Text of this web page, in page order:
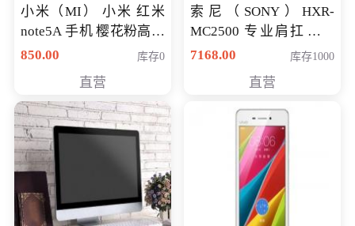
小米（MI） 小米 红米
note5A 手机 樱花粉高配
版 全网通(3G+32G)
850.00 库存0
直营
索尼（SONY）HXR-
MC2500 专业肩扛式存
储卡全高清摄录一体机
清入门级摄像机
7168.00 库存1000
直营